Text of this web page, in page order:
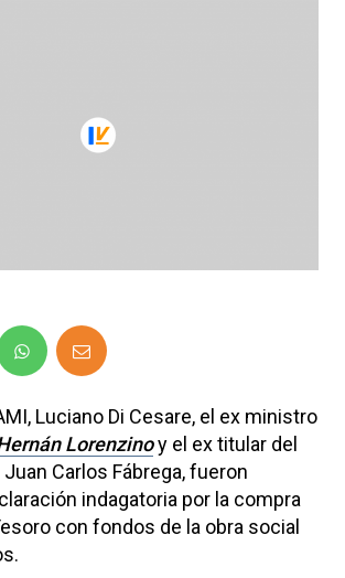
Luciano Di Cesare, el ex ministro
Lorenzinoy el ex titular del
Carlos Fábrega, fueron
indagatoria por la compra
con fondos de la obra social